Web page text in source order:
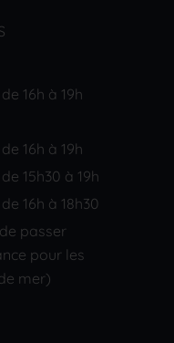
16h à 19h
16h à 19h
15h30 à 19h
16h à 18h30
passer
pour les
mer)